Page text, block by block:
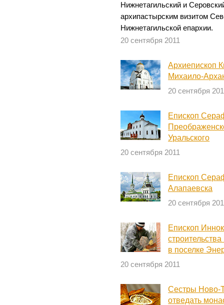
Нижнетагильский и
архипастырским визитом
Нижнетагильской епархии.
20 сентября 2011
Архиепископ
Михаило-
20 сентября
Епископ
Уральского
20 сентября 2011
Епископ
Алапаевска
20 сентября
Епископ
в поселке
20 сентября 2011
Сестры Ново-
отведать